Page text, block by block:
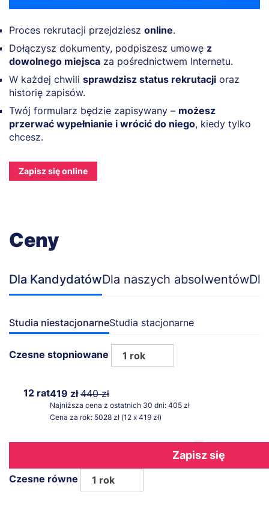
Proces rekrutacji przejdziesz online.
Dołączysz dokumenty, podpiszesz umowę z
dowolnego miejsca za pośrednictwem Internetu.
W każdej chwili sprawdzisz status rekrutacji oraz
historię zapisów.
Twój formularz będzie zapisywany – możesz
przerwać wypełnianie i wrócić do niego, kiedy tylko
chcesz.
Zapisz się online
Ceny
Dla KandydatówDla naszych absolwentów
Studia niestacjonarneStudia stacjonarne
Czesne stopniowane 1 rok
12 rat419 zł440 zł
Najniższa cena z ostatnich 30 dni: 405 zł
Cena za rok: 5028 zł (12 x 419 zł)
Zapisz się
Czesne równe 1 rok